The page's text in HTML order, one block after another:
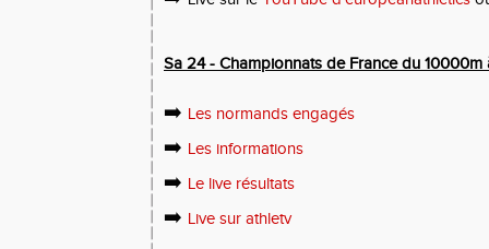
Sa 24 - Championnats de France du 10000m
➡️ Les normands engagés
➡️ Les informations
➡️ Le live résultats
➡️ Live sur athletv